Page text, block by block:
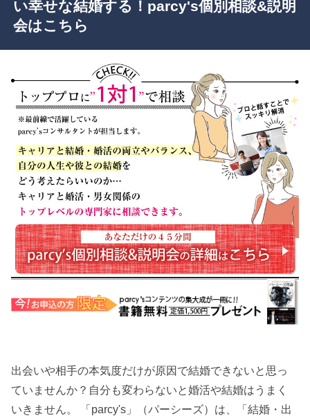
い幸せな結婚する！parcy's個別相談&説明
会はこちら
出会いや相手の本気度だけが原因で結婚できないと思っ
ていませんか？自分も変わらないと婚活や結婚はうまく
いきません。 「parcy's」（パーシーズ）は、「結婚・出